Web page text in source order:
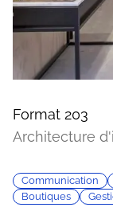
Format 203
Architecture
Communication
Boutiques